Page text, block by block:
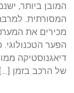
המובן ביותר,
המסורתית.
מכירים את
הפער
דיאגנוסטיקה
של הרכב בזמן […]